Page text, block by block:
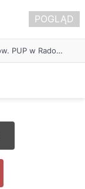
Około 90 tys. zł na szkolenia pracowników. PUP w Radomsku ogłasza nabór wniosków
POGLĄD